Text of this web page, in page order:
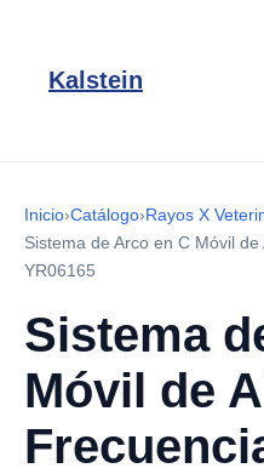
Kalstein
Inicio›Catálogo›Rayos X
Sistema de Arco en C Móvil
YR06165
Sistema
Móvil de